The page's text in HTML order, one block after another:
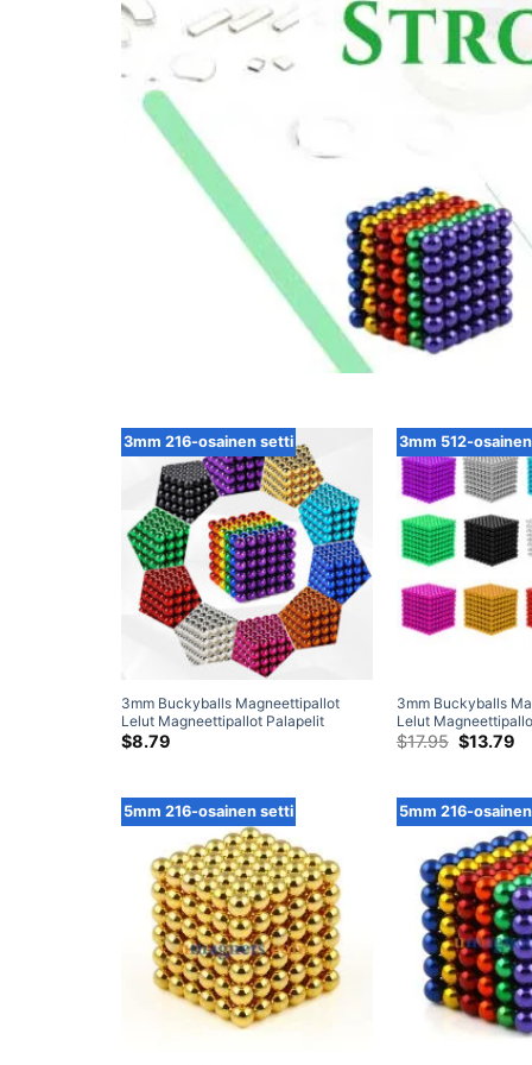
3mm 216-osainen setti
3mm Buckyballs Magneettipallot
Lelut Magneettipallot Palapelit
Neodyymipallomagneetit 216-
$8.79
3mm 512-
3mm Buckyballs
Lelut
$17.95
hinta
$13.79
5mm 216-osainen setti 5mm 216-